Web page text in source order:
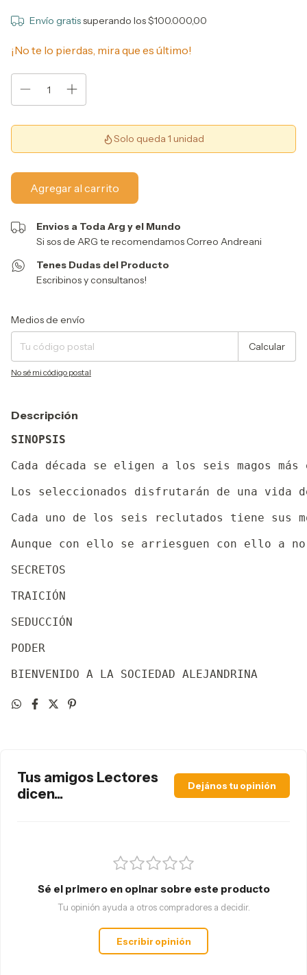
Envío gratissuperando los$100.000,00
¡No te lo pierdas, mira que es último!
Solo queda 1 unidad
Envios a Toda Arg y el Mundo
Si sos de ARG te recomendamos Correo Andreani
Tenes Dudas del Producto
Escribinos y consultanos!
Entregas para el CP:
Medios de envío
Calcular
No sé mi código postal
Descripción
SINOPSIS
Cada década se eligen a los seis magos
Los seleccionados disfrutarán de una vida
Cada uno de los seis reclutados tiene sus
Aunque con ello se arriesguen con ello a
SECRETOS
TRAICIÓN
SEDUCCIÓN
PODER
BIENVENIDO A LA SOCIEDAD ALEJANDRINA
Tus amigos Lectores
dicen...
Dejános tu opinión
Sé el primero en opinar sobre este producto
Tu opinión ayuda a otros compradores a decidir.
Escribir opinión